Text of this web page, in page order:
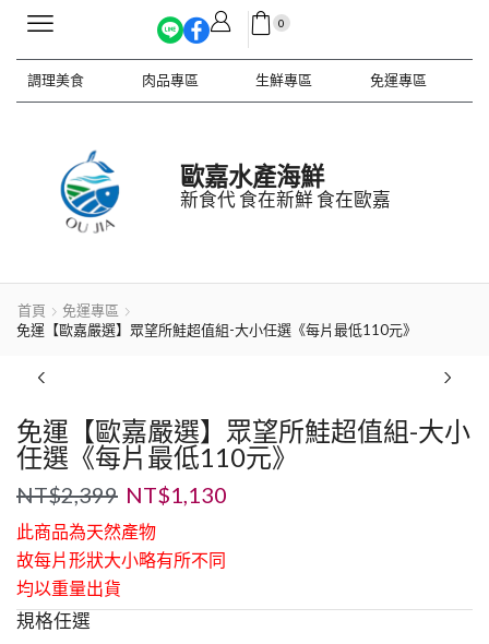
0
調理美食 肉品專區 生鮮專區 免運專區
歐嘉水產海鮮
新食代 食在新鮮 食在歐嘉
首頁
免運專區
免運【歐嘉嚴選】眾望所鮭超值組-大小任選《每片最低110元》
免運【歐嘉嚴選】眾望所鮭超值組-大小
任選《每片最低110元》
NT$2,399 NT$1,130
此商品為天然產物
故每片形狀大小略有所不同
均以重量出貨
規格任選